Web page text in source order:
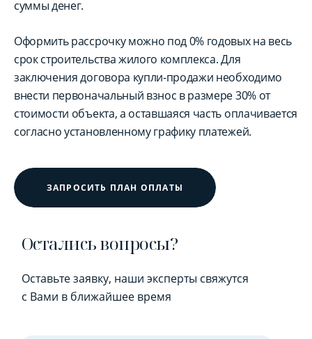
суммы денег.
Оформить рассрочку можно под 0% годовых на весь
срок строительства жилого комплекса. Для
заключения договора купли-продажи необходимо
внести первоначальный взнос в размере 30% от
стоимости объекта, а оставшаяся часть оплачивается
согласно установленному графику платежей.
ЗАПРОСИТЬ ПЛАН ОПЛАТЫ
Остались вопросы?
Оставьте заявку, наши эксперты свяжутся
с Вами в ближайшее время